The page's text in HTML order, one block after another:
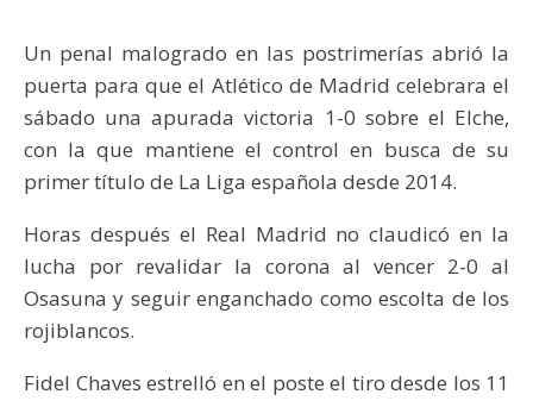
Un penal malogrado en las postrimerías abrió la
puerta para que el Atlético de Madrid celebrara el
sábado una apurada victoria 1-0 sobre el Elche,
con la que mantiene el control en busca de su
primer título de La Liga española desde 2014.
Horas después el Real Madrid no claudicó en la
lucha por revalidar la corona al vencer 2-0 al
Osasuna y seguir enganchado como escolta de los
rojiblancos.
Fidel Chaves estrelló en el poste el tiro desde los 11